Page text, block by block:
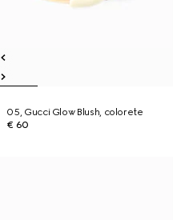
05, Gucci Glow Blush, colorete
€ 60